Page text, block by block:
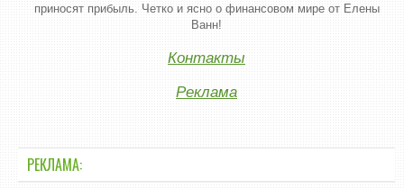
приносят прибыль. Четко и ясно о финансовом мире от Елены
Ванн!
Контакты
Реклама
РЕКЛАМА: